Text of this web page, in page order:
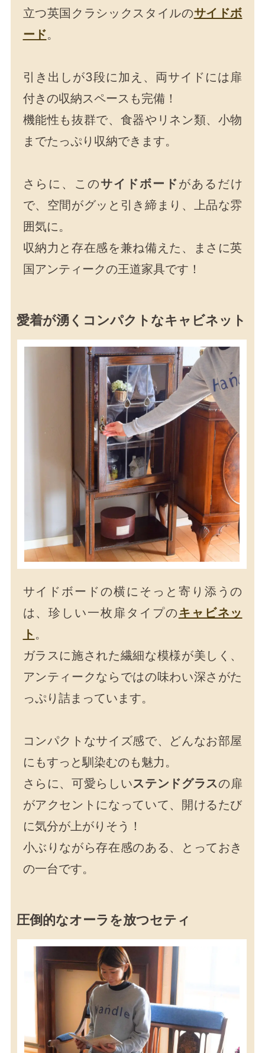
立つ英国クラシックスタイルのサイドボ
ード。
引き出しが3段に加え、両サイドには扉
付きの収納スペースも完備！
機能性も抜群で、食器やリネン類、小物
までたっぷり収納できます。
さらに、このサイドボードがあるだけ
で、空間がグッと引き締まり、上品な雰
囲気に。
収納力と存在感を兼ね備えた、まさに英
国アンティークの王道家具です！
愛着が湧くコンパクトなキャビネット
サイドボードの横にそっと寄り添うの
は、珍しい一枚扉タイプの キャビネッ
ト 。
ガラスに施された繊細な模様が美しく、
アンティークならではの味わい深さがた
っぷり詰まっています。
コンパクトなサイズ感で、どんなお部屋
にもすっと馴染むのも魅力。
さらに、可愛らしいステンドグラスの扉
がアクセントになっていて、開けるたび
に気分が上がりそう！
小ぶりながら存在感のある、とっておき
の一台です。
圧倒的なオーラを放つセティ